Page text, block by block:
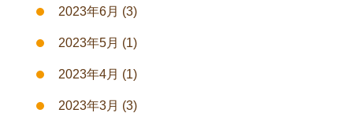
2023年6月 (3)
2023年5月 (1)
2023年4月 (1)
2023年3月 (3)